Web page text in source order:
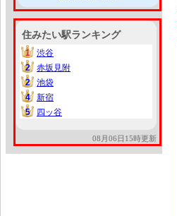
住みたい駅ランキング
1
1
渋谷
2
2
赤坂見附
2
2
池袋
4
4
新宿
5
5 四ッ谷
08月06日15時更新